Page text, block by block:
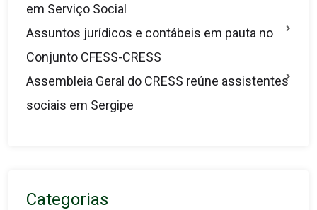
em Serviço Social
Assuntos jurídicos e contábeis em pauta no
Conjunto CFESS-CRESS
Assembleia Geral do CRESS reúne assistentes
sociais em Sergipe
Categorias